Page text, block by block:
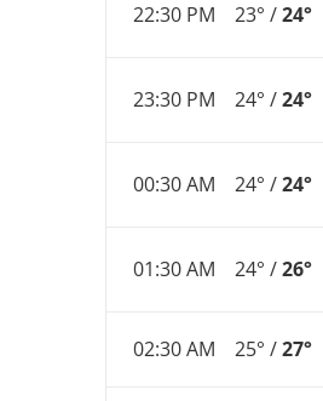
22:30 PM 23° /24°
23:30 PM 24° /24°
00:30 AM 24° /24°
01:30 AM 24° /26°
02:30 AM 25° /27°